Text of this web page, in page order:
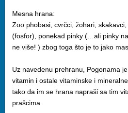
Mesna hrana:
Zoo phobasi, cvrčci, žohari,
(fosfor), ponekad pinky (…ali pinky
ne više! ) zbog toga što je to jako
Uz navedenu prehranu, Pogonama
vitamin i ostale vitaminske i
tako da im se hrana napraši sa tim
prašcima.